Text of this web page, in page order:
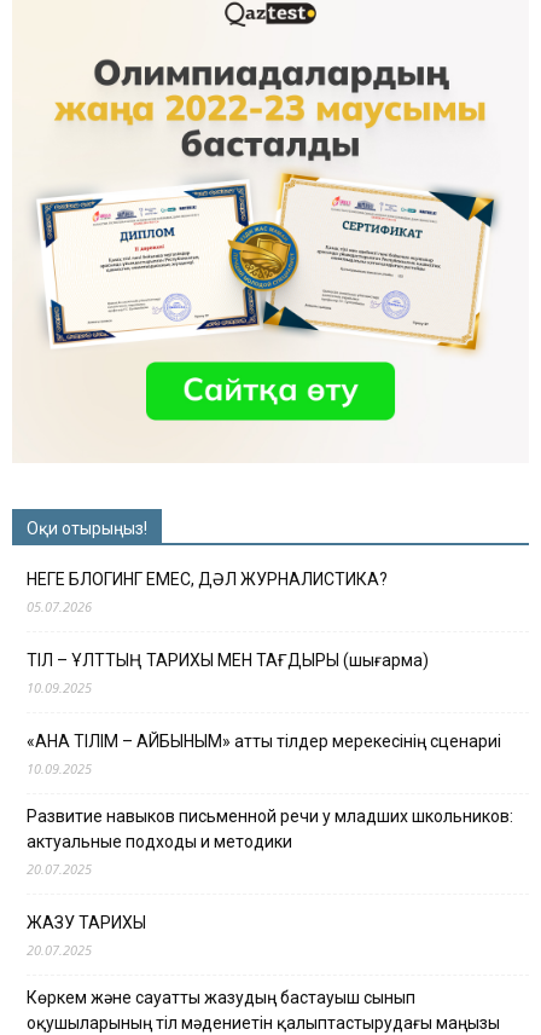
Оқи отырыңыз!
НЕГЕ БЛОГИНГ ЕМЕС, ДӘЛ ЖУРНАЛИСТИКА?
05.07.2026
ТІЛ – ҰЛТТЫҢ ТАРИХЫ МЕН ТАҒДЫРЫ (шығарма)
10.09.2025
«АНА ТІЛІМ – АЙБЫНЫМ» атты тілдер мерекесінің сценариі
10.09.2025
Развитие навыков письменной речи у младших школьников:
актуальные подходы и методики
20.07.2025
ЖАЗУ ТАРИХЫ
20.07.2025
Көркем және сауатты жазудың бастауыш сынып
оқушыларының тіл мәдениетін қалыптастырудағы маңызы